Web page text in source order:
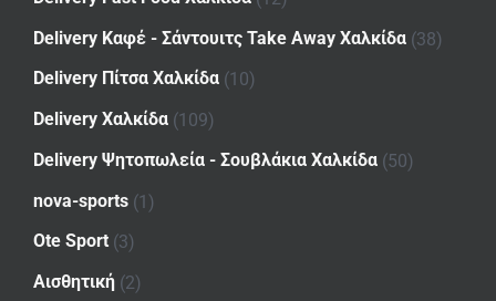
Delivery Καφέ - Σάντουιτς Take Away Χαλκίδα (38)
Delivery Πίτσα Χαλκίδα (10)
Delivery Χαλκίδα (109)
Delivery Ψητοπωλεία - Σουβλάκια Χαλκίδα (50)
nova-sports (1)
Ote Sport (3)
Αισθητική (2)